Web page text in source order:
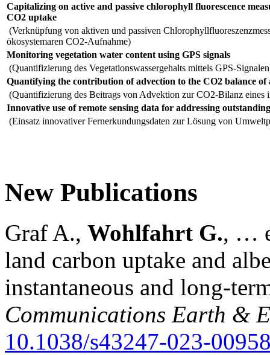
Capitalizing on active and passive chlorophyll fluorescence
CO2 uptake
(Verknüpfung von aktiven und passiven
ökosystemaren CO2-Aufnahme)
Monitoring vegetation water content using GPS signals
(Quantifizierung des Vegetationswassergehalts mittels GPS-
Quantifying the contribution of advection to the CO2 balance of
(Quantifizierung des Beitrags von Advektion zur CO2-Bilanz eines
Innovative use of remote sensing data for addressing
(Einsatz innovativer Fernerkundungsdaten zur Lösung von
New Publications
Graf A., Wohlfahrt G., …
land carbon uptake and
instantaneous and long-
Communications Earth &
10.1038/s43247-023-